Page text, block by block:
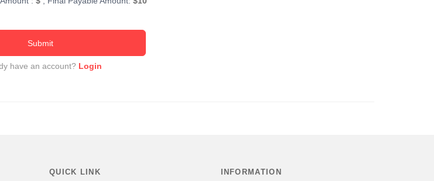
Submit
have an account? Login
QUICK LINK INFORMATION